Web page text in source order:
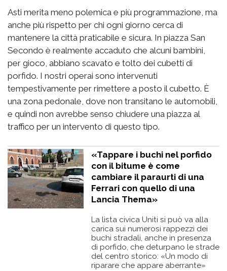
Asti merita meno polemica e più programmazione, ma
anche più rispetto per chi ogni giorno cerca di
mantenere la città praticabile e sicura. In piazza San
Secondo è realmente accaduto che alcuni bambini,
per gioco, abbiano scavato e tolto dei cubetti di
porfido. I nostri operai sono intervenuti
tempestivamente per rimettere a posto il cubetto. È
una zona pedonale, dove non transitano le automobili,
e quindi non avrebbe senso chiudere una piazza al
traffico per un intervento di questo tipo.
«Tappare i buchi nel porfido
con il bitume è come
cambiare il paraurti di una
Ferrari con quello di una
Lancia Thema»
La lista civica Uniti si può va alla
carica sui numerosi rappezzi dei
buchi stradali, anche in presenza
di porfido, che deturpano le strade
del centro storico: «Un modo di
riparare che appare aberrante»